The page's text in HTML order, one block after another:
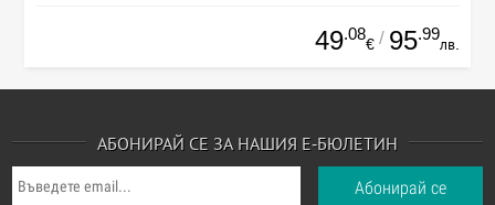
49.08
€ / 95.99
лв.
АБОНИРАЙ СЕ ЗА НАШИЯ Е-БЮЛЕТИН